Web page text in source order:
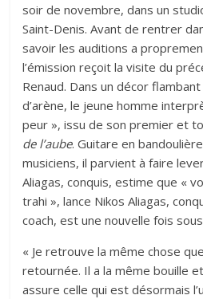
soir de novembre, dans un
Saint-Denis. Avant de rentrer
savoir les auditions a
l’émission reçoit la visite du
Renaud. Dans un décor
d’arène, le jeune homme
peur », issu de son premier et
de l’aube. Guitare en
musiciens, il parvient à faire
Aliagas, conquis, estime que «
trahi », lance Nikos Aliagas,
coach, est une nouvelle fois
« Je retrouve la même chose
retournée. Il a la même bouille
assure celle qui est désormais